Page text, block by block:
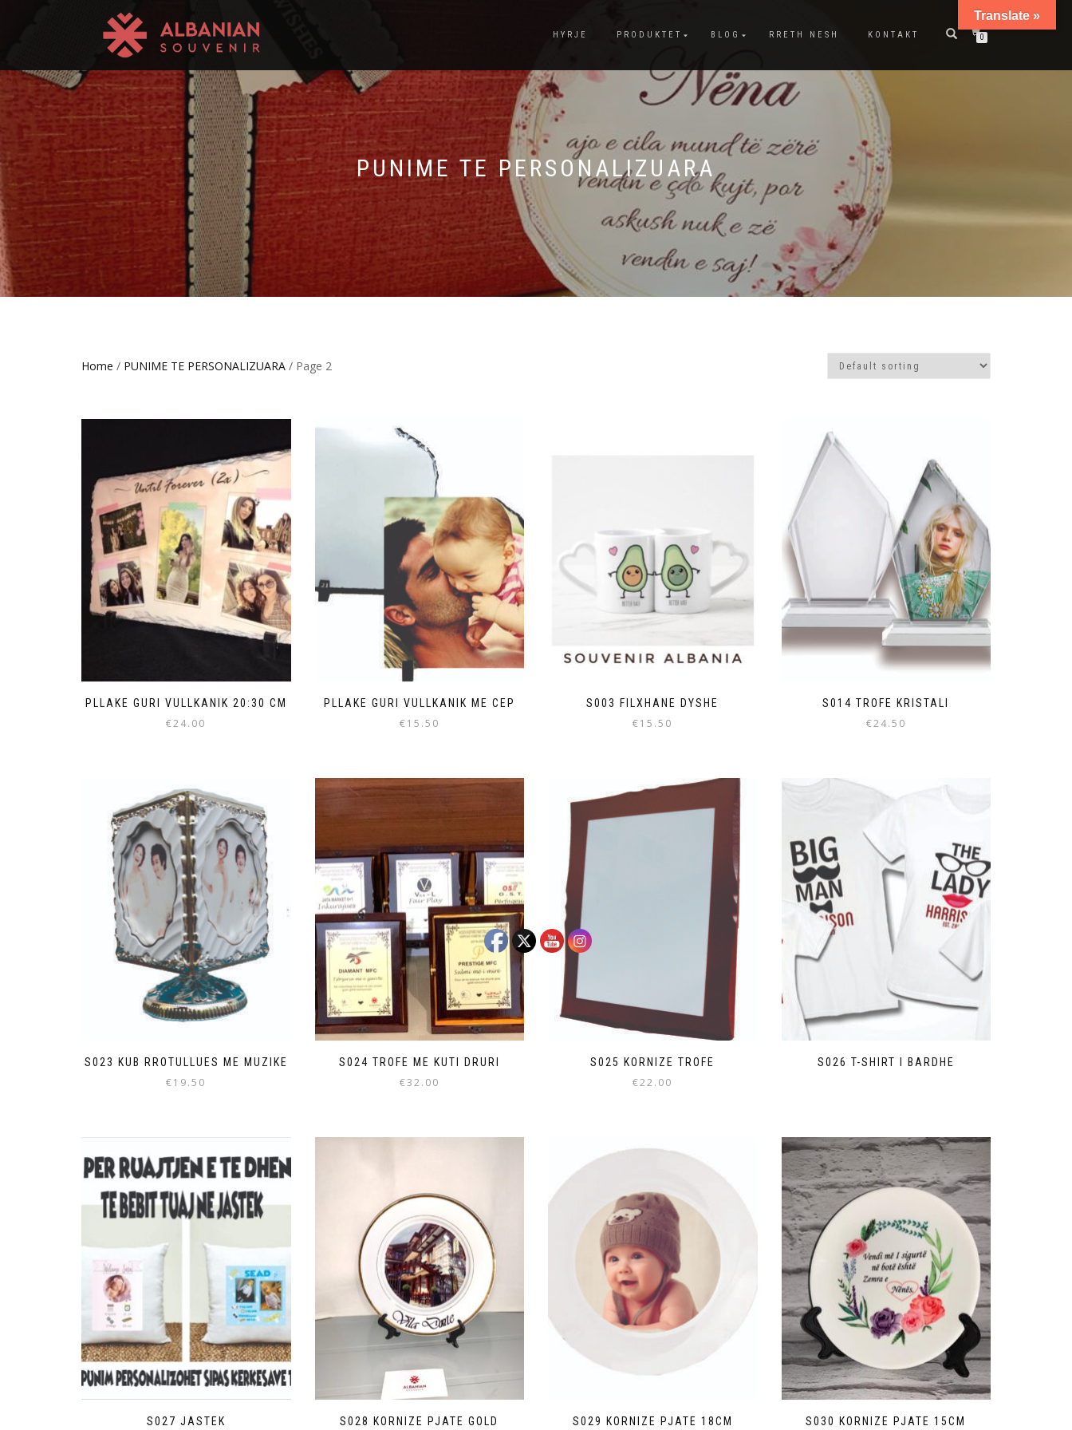
HYRJE PRODUKTET BLOG RRETH NESH KONTAKT 0
PUNIME TE PERSONALIZUARA
Home / PUNIME TE PERSONALIZUARA / Page 2
PLLAKE GURI VULLKANIK 20:30 CM
€24.00
PLLAKE GURI VULLKANIK ME CEP
€15.50
S003 FILXHANE DYSHE
€15.50
S014 TROFE KRISTALI
€24.50
S023 KUB RROTULLUES ME MUZIKE
€19.50
S024 TROFE ME KUTI DRURI
€32.00
S025 KORNIZE TROFE
€22.00
S026 T-SHIRT I BARDHE
S027 JASTEK S028 KORNIZE PJATE GOLD S029 KORNIZE PJATE 18CM S030 KORNIZE PJATE 15CM
Translate »